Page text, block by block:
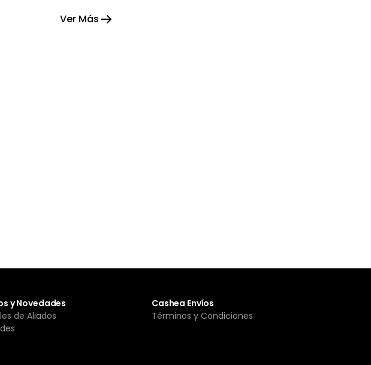
gratitud y fortaleza.
Ver Más
y Novedades
de Aliados
Cashea Envíos
Términos y Condiciones